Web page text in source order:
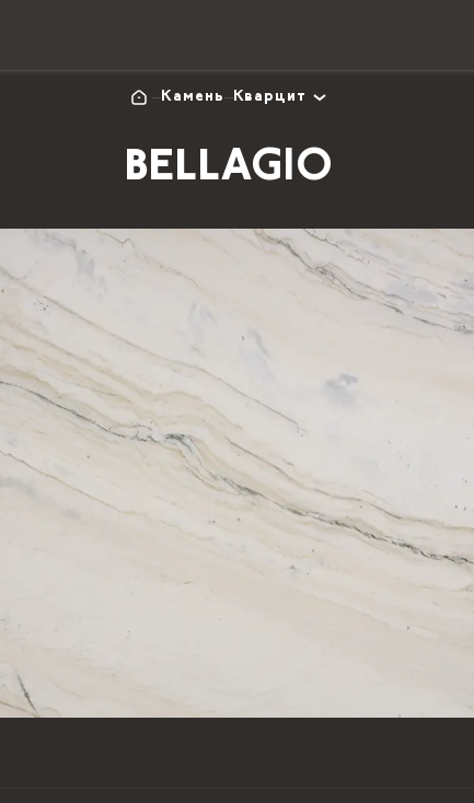
Камень Кварцит
BELLAGIO